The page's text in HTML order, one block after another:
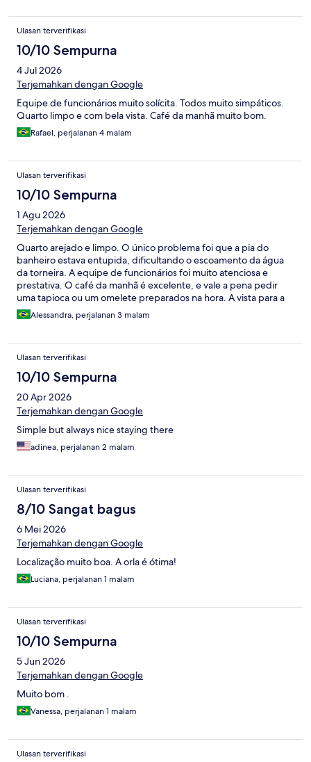
Ulasan terverifikasi
10/10 Sempurna
4 Jul 2026
Terjemahkan dengan Google
Equipe de funcionários muito solícita. Todos muito simpáticos.
Quarto limpo e com bela vista. Café da manhã muito bom.
Rafael, perjalanan 4 malam
Ulasan terverifikasi
10/10 Sempurna
1 Agu 2026
Terjemahkan dengan Google
Quarto arejado e limpo. O único problema foi que a pia do
banheiro estava entupida, dificultando o escoamento da água
da torneira. A equipe de funcionários foi muito atenciosa e
prestativa. O café da manhã é excelente, e vale a pena pedir
uma tapioca ou um omelete preparados na hora. A vista para a
praia é simplesmente sensacional!
Alessandra, perjalanan 3 malam
Ulasan terverifikasi
10/10 Sempurna
20 Apr 2026
Terjemahkan dengan Google
Simple but always nice staying there
adinea, perjalanan 2 malam
Ulasan terverifikasi
8/10 Sangat bagus
6 Mei 2026
Terjemahkan dengan Google
Localização muito boa. A orla é ótima!
Luciana, perjalanan 1 malam
Ulasan terverifikasi
10/10 Sempurna
5 Jun 2026
Terjemahkan dengan Google
Muito bom .
Vanessa, perjalanan 1 malam
Ulasan terverifikasi